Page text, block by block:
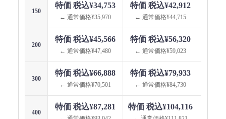
150
特価 税込¥34,753
← 通常価格¥35,970
特価 税込¥42,912
← 通常価格¥44,715
200
特価 税込¥45,566
← 通常価格¥47,480
特価 税込¥56,320
← 通常価格¥59,023
300
特価 税込¥66,888
← 通常価格¥70,501
特価 税込¥79,933
← 通常価格¥84,730
400
特価 税込¥87,281 特価 税込¥104,116